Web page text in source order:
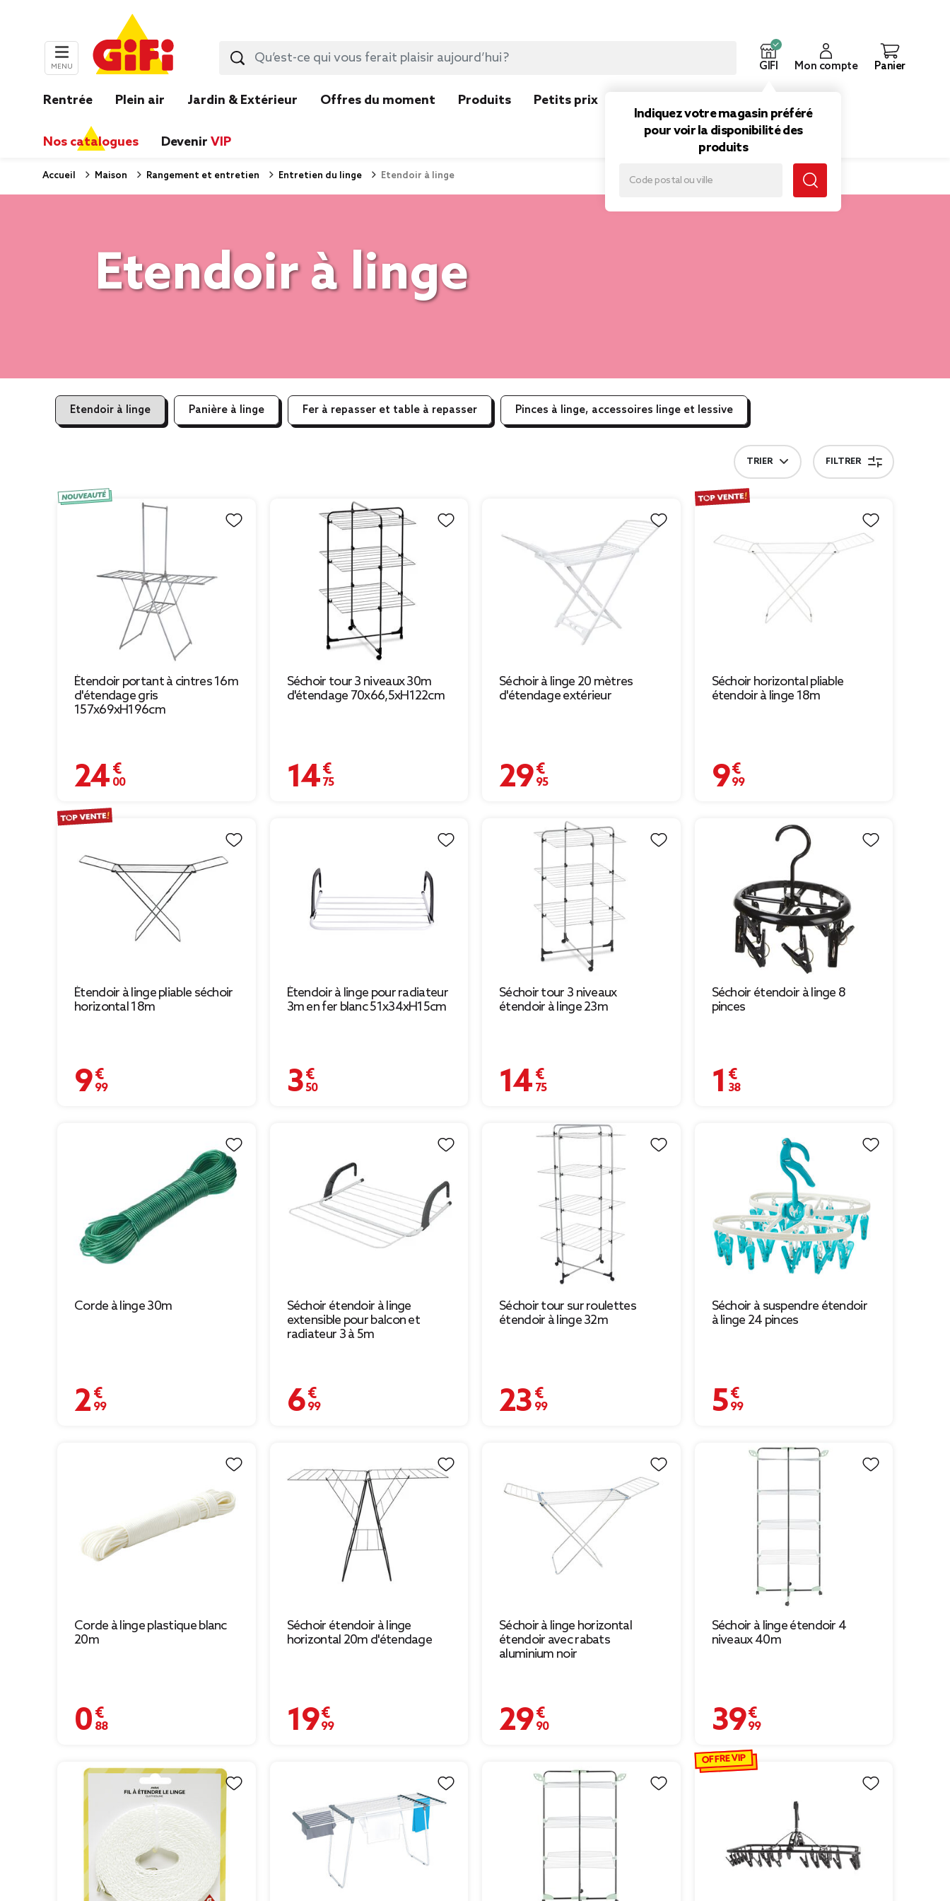
MENU GIFI
Indiquez votre magasin préféré
pour voir la disponibilité des
produits
Mon compte Panier
Rentrée Plein air Jardin & Extérieur Offres du moment Produits Petits prix
Nos catalogues Devenir VIP
Accueil Maison Rangement et entretien Entretien du linge Etendoir à linge
Etendoir à linge
Etendoir à linge Panière à linge Fer à repasser et table à repasser Pinces à linge, accessoires linge et lessive
TRIER FILTRER
Étendoir portant à cintres 16m
d'étendage gris
157x69xH196cm
24,00 €
Séchoir tour 3 niveaux 30m
d'étendage 70x66,5xH122cm
14,75 €
Séchoir à linge 20 mètres
d'étendage extérieur
29,95 €
Séchoir horizontal pliable
étendoir à linge 18m
9,99 €
Étendoir à linge pliable séchoir
horizontal 18m
9,99 €
Étendoir à linge pour radiateur
3m en fer blanc 51x34xH15cm
3,50 €
Séchoir tour 3 niveaux
étendoir à linge 23m
14,75 €
Séchoir étendoir à linge 8
pinces
1,38 €
Corde à linge 30m
2,99 €
Séchoir étendoir à linge
extensible pour balcon et
radiateur 3 à 5m
6,99 €
Séchoir tour sur roulettes
étendoir à linge 32m
23,99 €
Séchoir à suspendre étendoir
à linge 24 pinces
5,99 €
Corde à linge plastique blanc
20m
0,88 €
Séchoir étendoir à linge
horizontal 20m d'étendage
19,99 €
Séchoir à linge horizontal
étendoir avec rabats
aluminium noir
29,90 €
Séchoir à linge étendoir 4
niveaux 40m
39,99 €
OFFRE VIP